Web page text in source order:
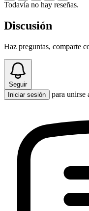
Todavía no hay reseñas.
Discusión
Haz preguntas, comparte
Seguir
Iniciar sesión
para unirse